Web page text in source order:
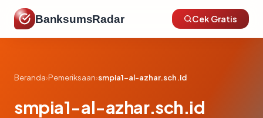
BanksumsRadar Cek Gratis
Beranda›Pemeriksaan›smpia1-al-azhar.sch.id
smpia1-al-azhar.sch.id